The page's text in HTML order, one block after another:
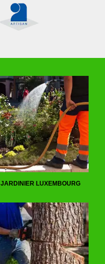
JARDINIER LUXEMBOURG